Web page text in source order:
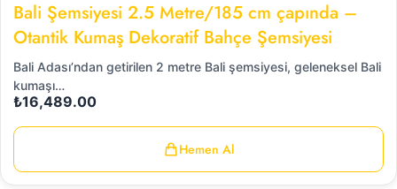
Bali Şemsiyesi 2.5 Metre/185 cm çapında –
Otantik Kumaş Dekoratif Bahçe Şemsiyesi
Bali Adası’ndan getirilen 2 metre Bali şemsiyesi, geleneksel Bali
kumaşı…
₺16,489.00
Hemen Al